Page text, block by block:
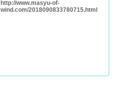
http://www.masyu-of-
wind.com/2018090833780715.html